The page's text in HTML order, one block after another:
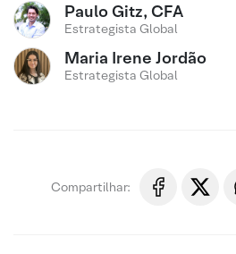
Paulo Gitz, CFA
Estrategista Global
Maria Irene Jordão
Estrategista Global
Compartilhar: